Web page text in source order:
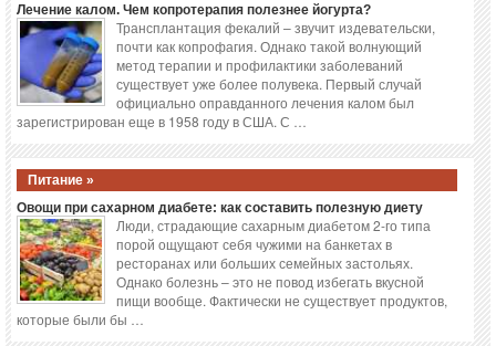
Лечение калом. Чем копротерапия полезнее йогурта?
Трансплантация фекалий – звучит издевательски,
почти как копрофагия. Однако такой волнующий
метод терапии и профилактики заболеваний
существует уже более полувека. Первый случай
официально оправданного лечения калом был
зарегистрирован еще в 1958 году в США. С …
Питание »
Овощи при сахарном диабете: как составить полезную диету
Люди, страдающие сахарным диабетом 2-го типа
порой ощущают себя чужими на банкетах в
ресторанах или больших семейных застольях.
Однако болезнь – это не повод избегать вкусной
пищи вообще. Фактически не существует продуктов,
которые были бы …